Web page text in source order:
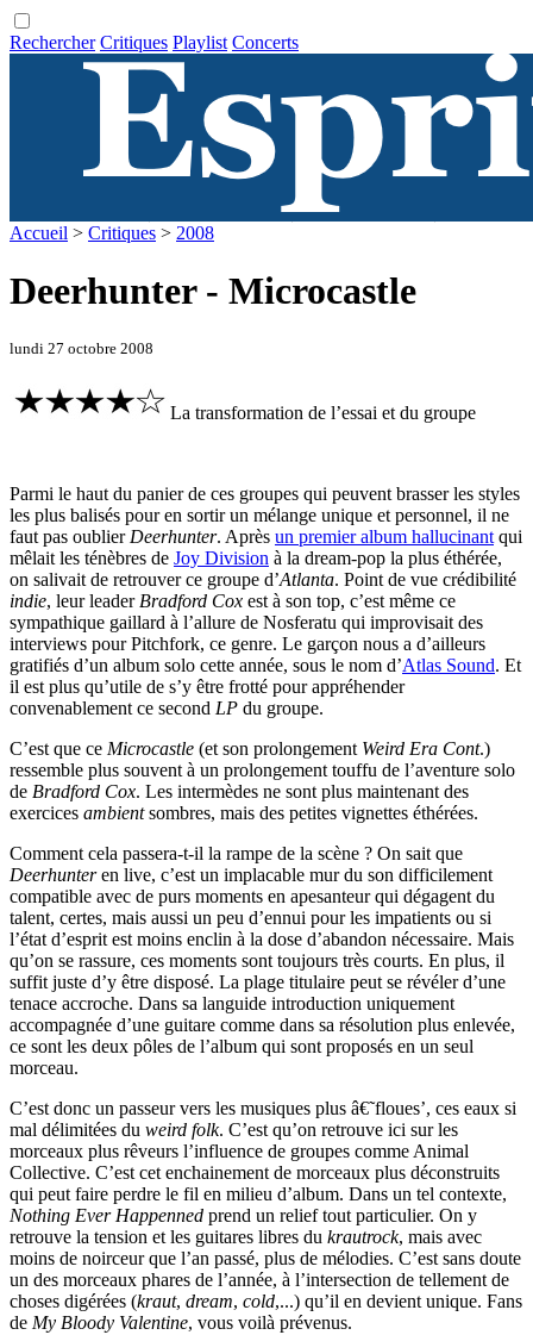
Rechercher Critiques Playlist Concerts
Accueil > Critiques > 2008
Deerhunter - Microcastle
lundi 27 octobre 2008
La transformation de l’essai et du groupe
Parmi le haut du panier de ces groupes qui peuvent brasser les styles
les plus balisés pour en sortir un mélange unique et personnel, il ne
faut pas oublier Deerhunter. Après un premier album hallucinant qui
mêlait les ténèbres de Joy Division à la dream-pop la plus éthérée,
on salivait de retrouver ce groupe d’Atlanta. Point de vue crédibilité
indie, leur leader Bradford Cox est à son top, c’est même ce
sympathique gaillard à l’allure de Nosferatu qui improvisait des
interviews pour Pitchfork, ce genre. Le garçon nous a d’ailleurs
gratifiés d’un album solo cette année, sous le nom d’Atlas Sound. Et
il est plus qu’utile de s’y être frotté pour appréhender
convenablement ce second LP du groupe.
C’est que ce Microcastle (et son prolongement Weird Era Cont.)
ressemble plus souvent à un prolongement touffu de l’aventure solo
de Bradford Cox. Les intermèdes ne sont plus maintenant des
exercices ambientsombres, mais des petites vignettes éthérées.
Comment cela passera-t-il la rampe de la scène ? On sait que
Deerhunteren live, c’est un implacable mur du son difficilement
compatible avec de purs moments en apesanteur qui dégagent du
talent, certes, mais aussi un peu d’ennui pour les impatients ou si
l’état d’esprit est moins enclin à la dose d’abandon nécessaire. Mais
qu’on se rassure, ces moments sont toujours très courts. En plus, il
suffit juste d’y être disposé. La plage titulaire peut se révéler d’une
tenace accroche. Dans sa languide introduction uniquement
accompagnée d’une guitare comme dans sa résolution plus enlevée,
ce sont les deux pôles de l’album qui sont proposés en un seul
morceau.
C’est donc un passeur vers les musiques plus â€˜floues’, ces eaux si
mal délimitées du weird folk. C’est qu’on retrouve ici sur les
morceaux plus rêveurs l’influence de groupes comme Animal
Collective. C’est cet enchainement de morceaux plus déconstruits
qui peut faire perdre le fil en milieu d’album. Dans un tel contexte,
Nothing Ever Happenned prend un relief tout particulier. On y
retrouve la tension et les guitares libres du krautrock, mais avec
moins de noirceur que l’an passé, plus de mélodies. C’est sans doute
un des morceaux phares de l’année, à l’intersection de tellement de
choses digérées (kraut, dream, cold,...) qu’il en devient unique. Fans
de My Bloody Valentine, vous voilà prévenus.